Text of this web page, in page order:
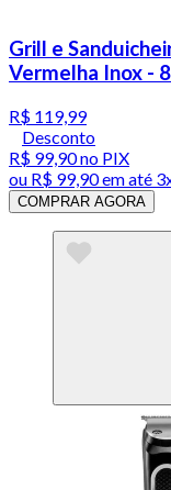
Grill e
Vermelha Inox -
R$ 119,99
Desconto
R$ 99,90no PIX
ou R$ 99,90em até
COMPRAR AGORA